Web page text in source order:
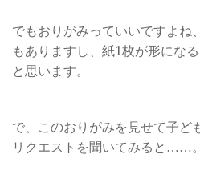
でもおりがみっていいですよね
もありますし、紙1枚が形にな
と思います。
で、このおりがみを見せて子ど
リクエストを聞いてみると……。